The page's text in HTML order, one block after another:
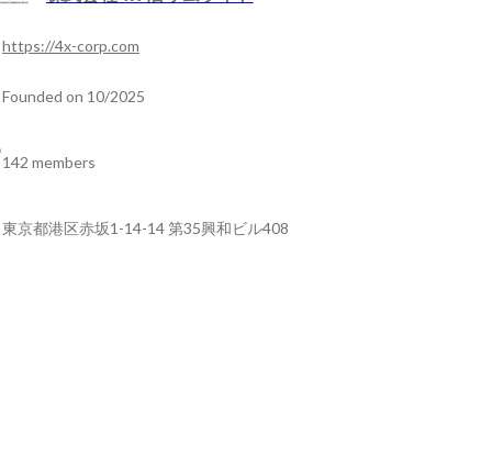
https://4x-corp.com
Founded on 10/2025
142 members
東京都港区赤坂1-14-14 第35興和ビル408